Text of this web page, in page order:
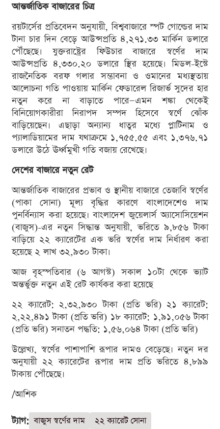
আন্তর্জাতিক বাজারের চিত্র
রয়টার্সের প্রতিবেদন অনুযায়ী, বিশ্ববাজারে স্পট গোল্ডের দাম
টানা চার দিন বেড়ে আউন্সপ্রতি ৪,২৭১.৩৩ মার্কিন ডলারে
পৌঁছেছে। যুক্তরাষ্ট্রের ফিউচার বাজারে স্বর্ণের দাম
আউন্সপ্রতি ৪,৩৩০.২০ ডলারে স্থির হয়েছে। মিডল-ইস্টে
রাজনৈতিক বরফ গলার সম্ভাবনা ও ওমানের মধ্যস্থতায়
আলোচনা গতি পাওয়ায় মার্কিন ফেডারেল রিজার্ভ সুদের হার
নতুন করে না বাড়াতে পারে—এমন শঙ্কা থেকেই
বিনিয়োগকারীরা নিরাপদ সম্পদ হিসেবে স্বর্ণে ঝোঁক
বাড়িয়েছেন। এছাড়া অন্যান্য ধাতুর মধ্যে প্লাটিনাম ও
প্যালাডিয়ামের দাম যথাক্রমে ১,৭৫৫.৫৫ এবং ১,৩৭৬.৭১
ডলারে উঠে ঊর্ধ্বমুখী গতি বজায় রেখেছে।
দেশের বাজারে নতুন রেট
আন্তর্জাতিক বাজারের প্রভাব ও স্থানীয় বাজারে তেজাবি স্বর্ণের
(পাকা সোনা) মূল্য বৃদ্ধির কারণে বাংলাদেশেও দাম
পুনর্বিন্যাস করা হয়েছে। বাংলাদেশ জুয়েলার্স অ্যাসোসিয়েশন
(বাজুস)-এর নতুন সিদ্ধান্ত অনুযায়ী, ভরিতে ৯,৮৫৬ টাকা
বাড়িয়ে ২২ ক্যারেটের এক ভরি স্বর্ণের দাম নির্ধারণ করা
হয়েছে ২ লাখ ৩২,৯৩০ টাকা।
আজ বৃহস্পতিবার (৬ আগস্ট) সকাল ১০টা থেকে ভ্যাট
অন্তর্ভুক্ত নতুন এই রেট কার্যকর করা হয়েছে
২২ ক্যারেট: ২,৩২,৯৩০ টাকা (প্রতি ভরি) ২১ ক্যারেট:
২,২২,৪৯১ টাকা (প্রতি ভরি) ১৮ ক্যারেট: ১,৯১,০৫৬ টাকা
(প্রতি ভরি) সনাতন পদ্ধতি: ১,৫৬,০৬৪ টাকা (প্রতি ভরি)
উল্লেখ্য, স্বর্ণের পাশাপাশি রূপার দামও বেড়েছে। নতুন দর
অনুযায়ী ২২ ক্যারেটের রূপার দাম প্রতি ভরিতে ৪,৮৯৯
টাকায় পৌঁছেছে।
/আশিক
ট্যাগ: বাজুস স্বর্ণের দাম
২২ ক্যারেট সোনা